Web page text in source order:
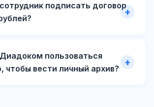
подписать договор
пользоваться
чтобы вести личный архив?